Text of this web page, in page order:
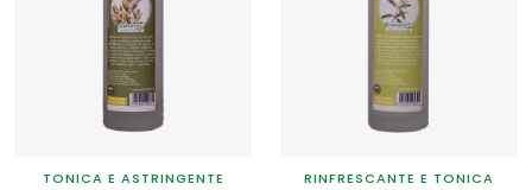
TONICA E ASTRINGENTE RINFRESCANTE E TONICA